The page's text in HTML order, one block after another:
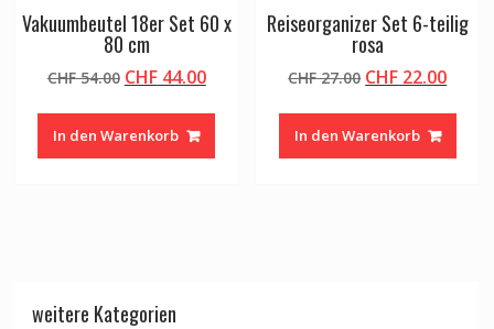
Vakuumbeutel 18er Set 60 x
80 cm
CHF54.00 Ursprünglicher
war:
CHF 54.00
CHF44.00Aktueller
In den Warenkorb
Reiseorganizer Set 6-teilig
rosa
CHF27.00 Ursprünglicher
war:
CHF 27.00
CHF 22.00
In den Warenkorb
weitere Kategorien